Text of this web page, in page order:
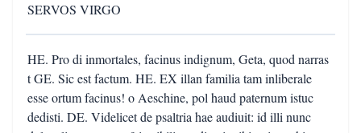
SERVOS VIRGO
HE. Pro di inmortales, facinus indignum, Geta, quod narras
t GE. Sic est factum. HE. EX illan familia tam inliberale
esse ortum facinus! o Aeschine, pol haud paternum istuc
dedisti. DE. Videlicet de psaltria hae audiuit: id illi nunc